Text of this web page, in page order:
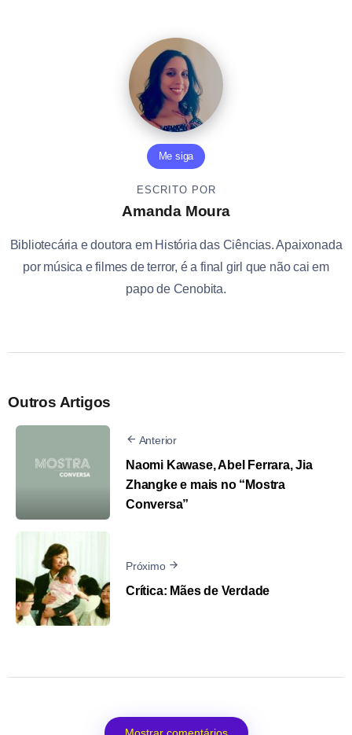
Me siga
ESCRITO POR
Amanda Moura
Bibliotecária e doutora em História das Ciências. Apaixonada
por música e filmes de terror, é a final girl que não cai em
papo de Cenobita.
Outros Artigos
Anterior
Naomi Kawase, Abel Ferrara, Jia
Zhangke e mais no “Mostra
Conversa”
Próximo
Crítica: Mães de Verdade